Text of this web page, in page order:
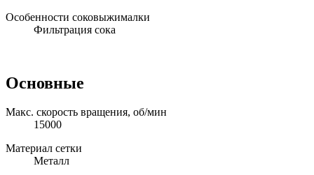
Особенности соковыжималки
Фильтрация сока
Основные
Макс. скорость вращения, об/мин
15000
Материал сетки
Металл